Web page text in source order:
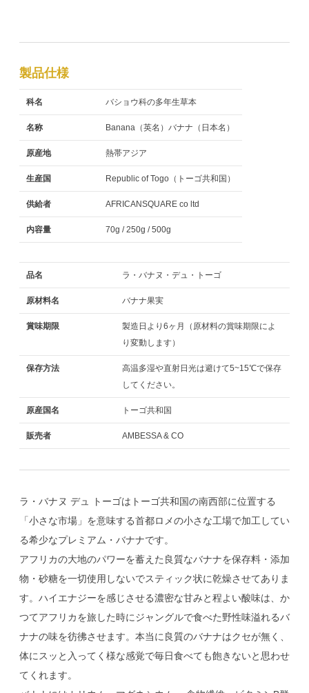
製品仕様
科名 バショウ科の多年生草本
名称 Banana（英名）バナナ（日本名）
原産地 熱帯アジア
生産国 Republic of Togo（トーゴ共和国）
供給者 AFRICANSQUARE co ltd
内容量 70g / 250g / 500g
品名 ラ・バナヌ・デュ・トーゴ
原材料名 バナナ果実
賞味期限
製造日より6ヶ月（原材料の賞味期限によ
り変動します）
保存方法
高温多湿や直射日光は避けて5~15℃で保存
してください。
原産国名 トーゴ共和国
販売者 AMBESSA & CO
ラ・バナヌ デュ トーゴはトーゴ共和国の南西部に位置する
「小さな市場」を意味する首都ロメの小さな工場で加工してい
る希少なプレミアム・バナナです。
アフリカの大地のパワーを蓄えた良質なバナナを保存料・添加
物・砂糖を一切使用しないでスティック状に乾燥させてありま
す。ハイエナジーを感じさせる濃密な甘みと程よい酸味は、か
つてアフリカを旅した時にジャングルで食べた野性味溢れるバ
ナナの味を彷彿させます。本当に良質のバナナはクセが無く、
体にスッと入ってく様な感覚で毎日食べても飽きないと思わせ
てくれます。